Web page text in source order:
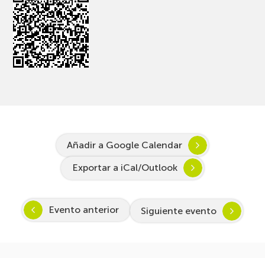
Añadir a Google Calendar
Exportar a iCal/Outlook
Evento anterior Siguiente evento